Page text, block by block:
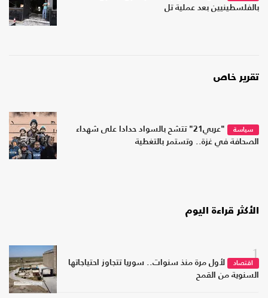
بالفلسطينيين بعد عملية تل
تقرير خاص
سياسة
"عربي21" تتشح بالسواد حدادا على شهداء
الصحافة في غزة.. وتستمر بالتغطية
الأكثر قراءة اليوم
1
اقتصاد
لأول مرة منذ سنوات.. سوريا تتجاوز احتياجاتها
السنوية من القمح